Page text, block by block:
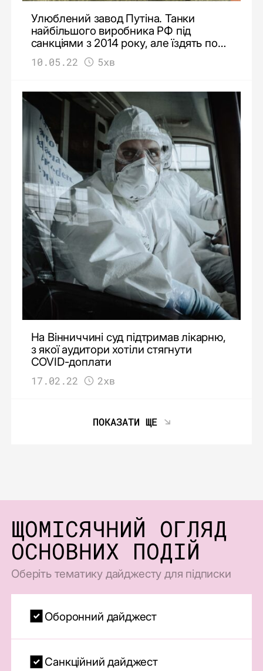
Улюблений завод Путіна. Танки
найбільшого виробника РФ під
санкціями з 2014 року, але їздять по
Україні. Як так вийшлo
10.05.22 5хв
На Вінниччині суд підтримав лікарню,
з якої аудитори хотіли стягнути
COVID-доплати
17.02.22 2хв
ПОКАЗАТИ ЩЕ
ЩОМІСЯЧНИЙ ОГЛЯД
ОСНОВНИХ ПОДІЙ
Оберіть тематику дайджесту для підписки
Оборонний дайджест
Санкційний дайджест